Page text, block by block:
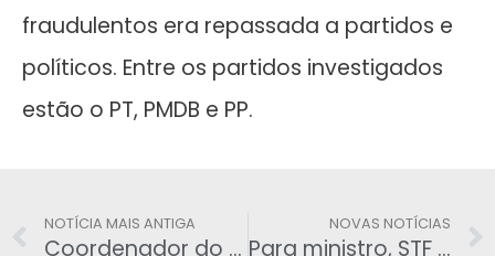
fraudulentos era repassada a partidos e
políticos. Entre os partidos investigados
estão o PT, PMDB e PP.
NOTÍCIA MAIS ANTIGA
Coordenador do Samu se revolta após privilégio à família Hulk
NOVAS NOTÍCIAS
Para ministro, STF pode rever doação de empresas após reforma política